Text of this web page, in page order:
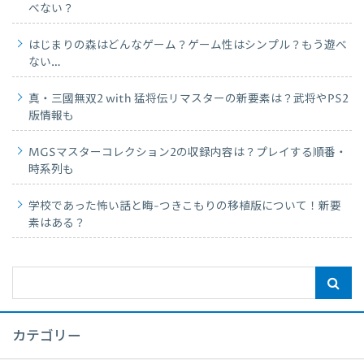
べない？
はじまりの森はどんなゲーム？ゲーム性はシンプル？もう遊べ
ない…
真・三國無双2 with 猛将伝リマスターの新要素は？武将やPS2
版情報も
MGSマスターコレクション2の収録内容は？プレイする順番・
時系列も
学校であった怖い話と晦-つきこもりの移植版について！新要
素はある？
カテゴリー